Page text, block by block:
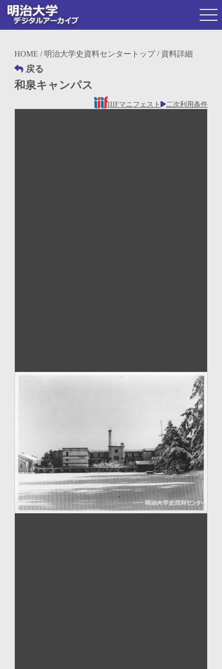
HOME / 明治大学史資料センタートップ/ 資料詳細
戻る
和泉キャンパス
IIIFマニフェスト 二次利用条件